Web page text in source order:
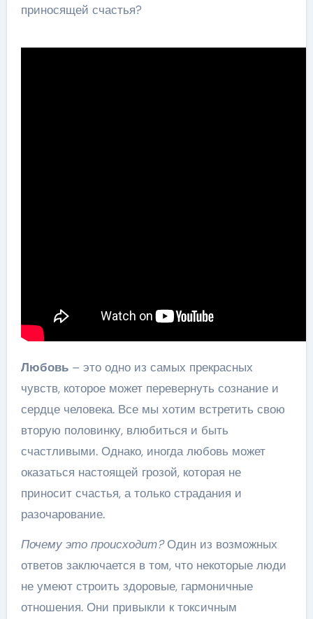
Любовь– это одно из самых прекрасных
чувств, которое может перевернуть сознание и
сердце человека. Все мы хотим встретить свою
вторую половинку, влюбиться и быть
счастливыми. Однако, иногда любовь может
оказаться настоящей грозой, которая не
приносит счастья, а только страдания и
разочарование.
Почему это происходит?Один из возможных
ответов заключается в том, что некоторые люди
не умеют строить здоровые, гармоничные
отношения. Они привыкли к токсичным